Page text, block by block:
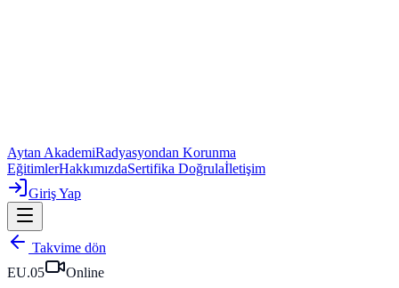
Aytan AkademiRadyasyondan Korunma
EğitimlerHakkımızdaSertifika Doğrulaİletişim
Giriş Yap
Takvime dön
EU.05
Online